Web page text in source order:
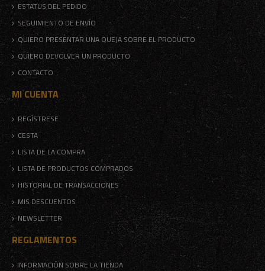
ESTATUS DEL PEDIDO
SEGUIMIENTO DE ENVÍO
QUIERO PRESENTAR UNA QUEJA SOBRE EL PRODUCTO
QUIERO DEVOLVER UN PRODUCTO
CONTACTO
MI CUENTA
REGÍSTRESE
CESTA
LISTA DE LA COMPRA
LISTA DE PRODUCTOS COMPRADOS
HISTORIAL DE TRANSACCIONES
MIS DESCUENTOS
NEWSLETTER
REGLAMENTOS
INFORMACIÓN SOBRE LA TIENDA